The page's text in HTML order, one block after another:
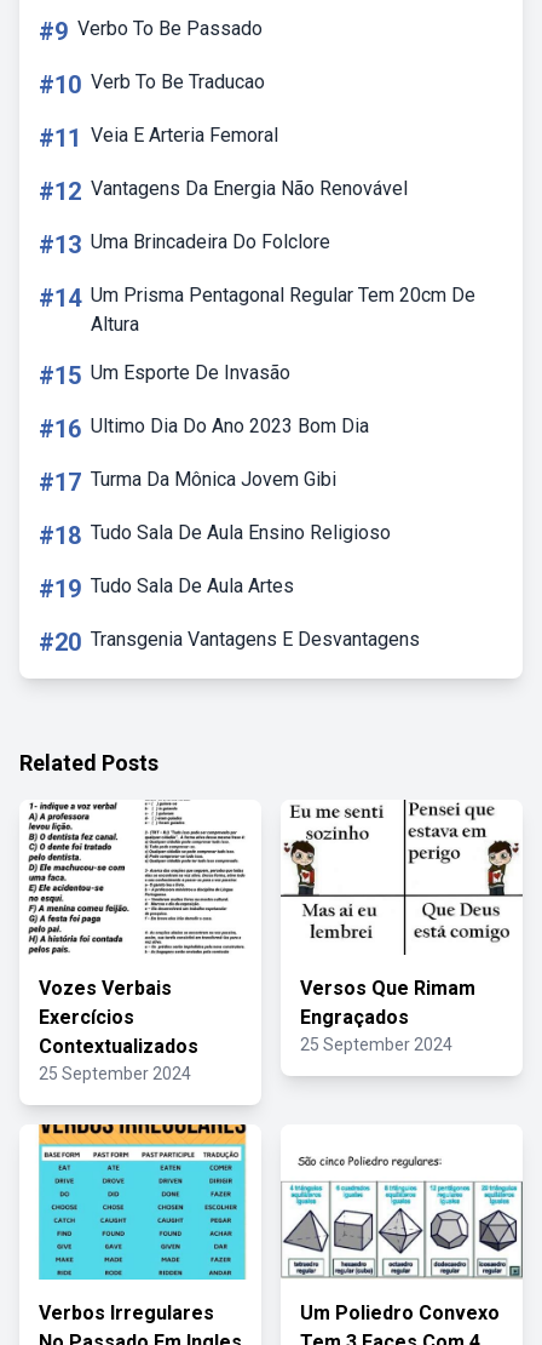
#9 Verbo To Be Passado
#10 Verb To Be Traducao
#11 Veia E Arteria Femoral
#12 Vantagens Da Energia Não Renovável
#13 Uma Brincadeira Do Folclore
#14 Um Prisma Pentagonal Regular Tem 20cm De
Altura
#15 Um Esporte De Invasão
#16 Ultimo Dia Do Ano 2023 Bom Dia
#17 Turma Da Mônica Jovem Gibi
#18 Tudo Sala De Aula Ensino Religioso
#19 Tudo Sala De Aula Artes
#20 Transgenia Vantagens E Desvantagens
Related Posts
Vozes Verbais
Exercícios
Contextualizados
25 September 2024
Versos Que Rimam
Engraçados
25 September 2024
Verbos Irregulares
Um Poliedro Convexo